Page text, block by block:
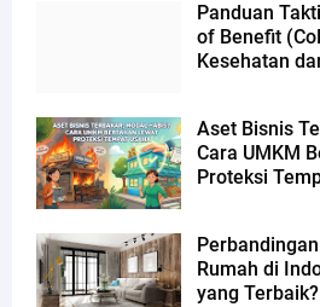
Panduan
of Benefit
Kesehatan
Aset Bisnis
Cara UMKM
Proteksi
Rumah di
yang